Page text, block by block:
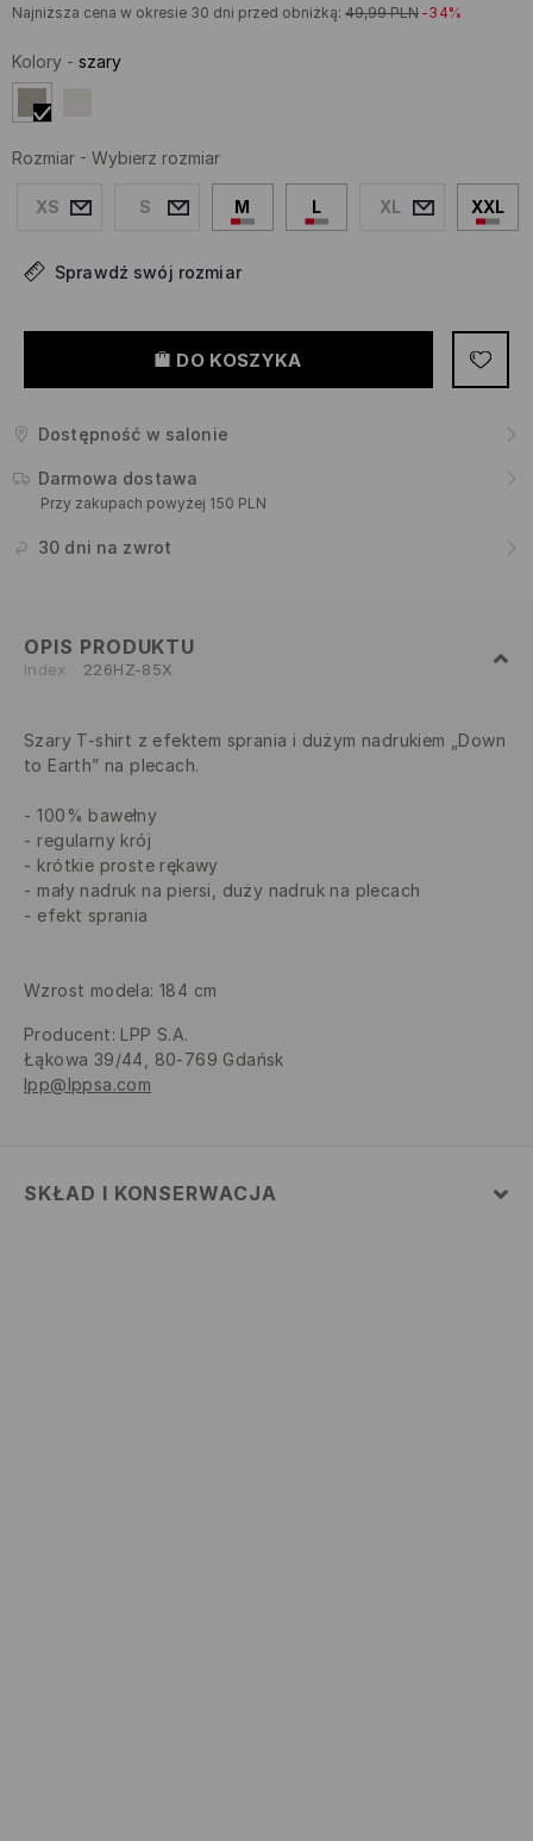
Najniższa cena w okresie 30 dni przed obniżką: 49,99 PLN -34%
Kolory - szary
Rozmiar - Wybierz rozmiar
XS S M L XL XXL
Sprawdź swój rozmiar
DO KOSZYKA
Dostępność w salonie
Darmowa dostawa
Przy zakupach powyżej 150 PLN
30 dni na zwrot
OPIS PRODUKTU
Index 226HZ-85X
Szary T-shirt z efektem sprania i dużym nadrukiem „Down
to Earth” na plecach.
100% bawełny
regularny krój
krótkie proste rękawy
mały nadruk na piersi, duży nadruk na plecach
efekt sprania
Wzrost modela: 184 cm
Producent: LPP S.A.
Łąkowa 39/44, 80-769 Gdańsk
lpp@lppsa.com
SKŁAD I KONSERWACJA